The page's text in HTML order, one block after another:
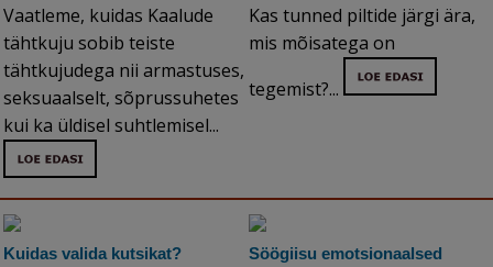
Vaatleme, kuidas Kaalude
tähtkuju sobib teiste
tähtkujudega nii armastuses,
seksuaalselt, sõprussuhetes
kui ka üldisel suhtlemisel...
Kas tunned piltide järgi ära,
mis mõisatega on
tegemist?...
Kuidas valida kutsikat?
Söögiisu emotsionaalsed